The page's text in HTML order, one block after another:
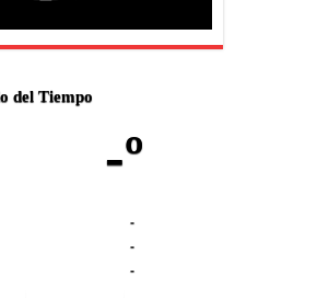
del Tiempo
-º
-
-
-